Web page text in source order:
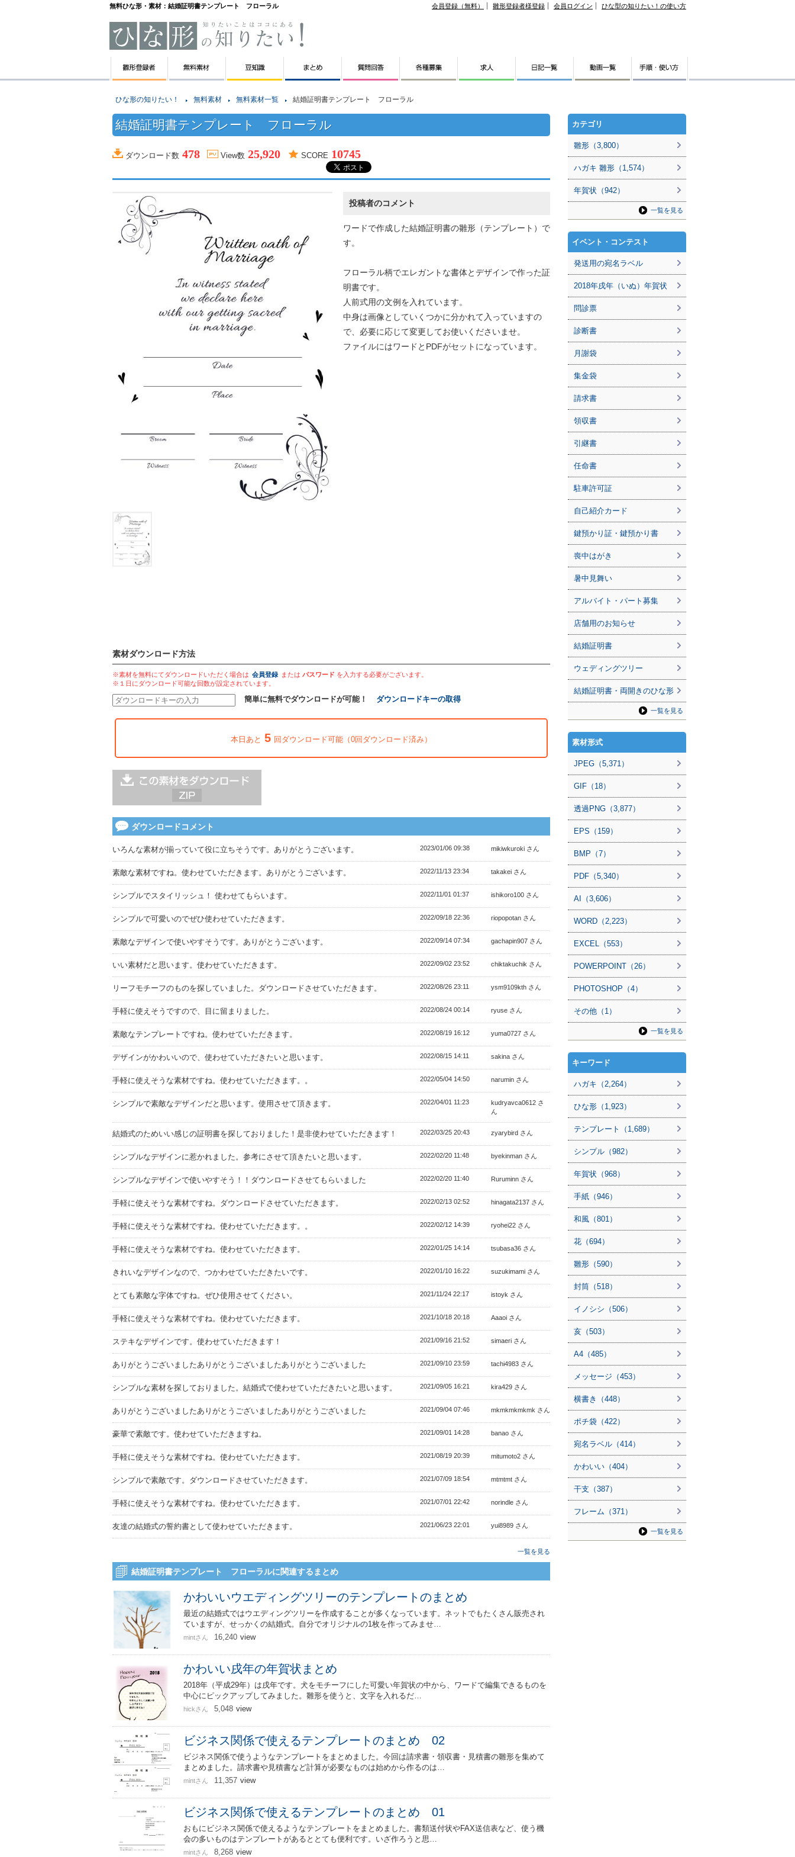
無料ひな形・素材：結婚証明書テンプレート フローラル 会員登録（無料） 雛形登録者様登録 会員ログイン ひな型の知りたい！の使い方
ひな形の知りたい！ 無料素材 無料素材一覧 結婚証明書テンプレート フローラル
結婚証明書テンプレート フローラル
ダウンロード数 478 View数 25,920 SCORE 10745
投稿者のコメント
ワードで作成した結婚証明書の雛形（テンプレート）で
す。
フローラル柄でエレガントな書体とデザインで作った証
明書です。
人前式用の文例を入れています。
中身は画像としていくつかに分かれて入っていますの
で、必要に応じて変更してお使いくださいませ。
ファイルにはワードとPDFがセットになっています。
素材ダウンロード方法
※素材を無料にてダウンロードいただく場合は 会員登録 または パスワード を入力する必要がございます。
※１日にダウンロード可能な回数が設定されています。
簡単に無料でダウンロードが可能！ ダウンロードキーの取得
本日あと 5 回ダウンロード可能（0回ダウンロード済み）
ダウンロードコメント
いろんな素材が揃っていて役に立ちそうです。ありがとうございます。 2023/01/06 09:38 mikiwkuroki さん
素敵な素材ですね。使わせていただきます。ありがとうございます。 2022/11/13 23:34 takakei さん
シンプルでスタイリッシュ！ 使わせてもらいます。 2022/11/01 01:37 ishikoro100 さん
シンプルで可愛いのでぜひ使わせていただきます。 2022/09/18 22:36 riopopotan さん
素敵なデザインで使いやすそうです。ありがとうございます。 2022/09/14 07:34 gachapin907 さん
いい素材だと思います。使わせていただきます。 2022/09/02 23:52 chiktakuchik さん
リーフモチーフのものを探していました。ダウンロードさせていただきます。 2022/08/26 23:11 ysm9109kth さん
手軽に使えそうですので、目に留まりました。 2022/08/24 00:14 ryuse さん
素敵なテンプレートですね。使わせていただきます。 2022/08/19 16:12 yuma0727 さん
デザインがかわいいので、使わせていただきたいと思います。 2022/08/15 14:11 sakina さん
手軽に使えそうな素材ですね。使わせていただきます。。 2022/05/04 14:50 narumin さん
シンプルで素敵なデザインだと思います。使用させて頂きます。 2022/04/01 11:23
kudryavca0612 さ
ん
結婚式のためいい感じの証明書を探しておりました！是非使わせていただきます！ 2022/03/25 20:43 zyarybird さん
シンプルなデザインに惹かれました。参考にさせて頂きたいと思います。 2022/02/20 11:48 byekinman さん
シンプルなデザインで使いやすそう！！ダウンロードさせてもらいました 2022/02/20 11:40 Ruruminn さん
手軽に使えそうな素材ですね。ダウンロードさせていただきます。 2022/02/13 02:52 hinagata2137 さん
手軽に使えそうな素材ですね。使わせていただきます。。 2022/02/12 14:39 ryohei22 さん
手軽に使えそうな素材ですね。使わせていただきます。 2022/01/25 14:14 tsubasa36 さん
きれいなデザインなので、つかわせていただきたいです。 2022/01/10 16:22 suzukimami さん
とても素敵な字体ですね。ぜひ使用させてください。 2021/11/24 22:17 istoyk さん
手軽に使えそうな素材ですね。使わせていただきます。 2021/10/18 20:18 Aaaoi さん
ステキなデザインです。使わせていただきます！ 2021/09/16 21:52 simaeri さん
ありがとうございましたありがとうございましたありがとうございました 2021/09/10 23:59 tachi4983 さん
シンプルな素材を探しておりました。結婚式で使わせていただきたいと思います。 2021/09/05 16:21 kira429 さん
ありがとうございましたありがとうございましたありがとうございました 2021/09/04 07:46 mkmkmkmkmk さん
豪華で素敵です。使わせていただきますね。 2021/09/01 14:28 banao さん
手軽に使えそうな素材ですね。使わせていただきます。 2021/08/19 20:39 mitumoto2 さん
シンプルで素敵です。ダウンロードさせていただきます。 2021/07/09 18:54 mtmtmt さん
手軽に使えそうな素材ですね。使わせていただきます。 2021/07/01 22:42 norindle さん
友達の結婚式の誓約書として使わせていただきます。 2021/06/23 22:01 yui8989 さん
一覧を見る
結婚証明書テンプレート フローラルに関連するまとめ
かわいいウエディングツリーのテンプレートのまとめ
最近の結婚式ではウエディングツリーを作成することが多くなっています。ネットでもたくさん販売され
ていますが、せっかくの結婚式。自分でオリジナルの1枚を作ってみませ…
mintさん 16,240 view
かわいい戌年の年賀状まとめ
2018年（平成29年）は戌年です。犬をモチーフにした可愛い年賀状の中から、ワードで編集できるものを
中心にピックアップしてみました。雛形を使うと、文字を入れるだ…
hickさん 5,048 view
ビジネス関係で使えるテンプレートのまとめ 02
ビジネス関係で使うようなテンプレートをまとめました。今回は請求書・領収書・見積書の雛形を集めて
まとめました。請求書や見積書など計算が必要なものは始めから作るのは…
mintさん 11,357 view
ビジネス関係で使えるテンプレートのまとめ 01
おもにビジネス関係で使えるようなテンプレートをまとめました。書類送付状やFAX送信表など、使う機
会の多いものはテンプレートがあるととても便利です。いざ作ろうと思…
mintさん 8,268 view
カテゴリ
雛形（3,800）
ハガキ 雛形（1,574）
年賀状（942）
一覧を見る
イベント・コンテスト
発送用の宛名ラベル
2018年戌年（いぬ）年賀状
問診票
診断書
月謝袋
集金袋
請求書
領収書
引継書
任命書
駐車許可証
自己紹介カード
鍵預かり証・鍵預かり書
喪中はがき
暑中見舞い
アルバイト・パート募集
店舗用のお知らせ
結婚証明書
ウェディングツリー
結婚証明書・両開きのひな形
一覧を見る
素材形式
JPEG（5,371）
GIF（18）
透過PNG（3,877）
EPS（159）
BMP（7）
PDF（5,340）
AI（3,606）
WORD（2,223）
EXCEL（553）
POWERPOINT（26）
PHOTOSHOP（4）
その他（1）
一覧を見る
キーワード
ハガキ（2,264）
ひな形（1,923）
テンプレート（1,689）
シンプル（982）
年賀状（968）
手紙（946）
和風（801）
花（694）
雛形（590）
封筒（518）
イノシシ（506）
亥（503）
A4（485）
メッセージ（453）
横書き（448）
ポチ袋（422）
宛名ラベル（414）
かわいい（404）
干支（387）
フレーム（371）
一覧を見る